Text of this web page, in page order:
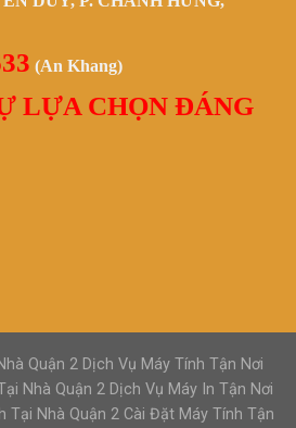
(An Khang)
LỰA CHỌN ĐÁNG
Quận 2 Dịch Vụ Máy Tính Tận Nơi
Nhà Quận 2 Dịch Vụ Máy In Tận Nơi
Tại Nhà Quận 2 Cài Đặt Máy Tính Tận